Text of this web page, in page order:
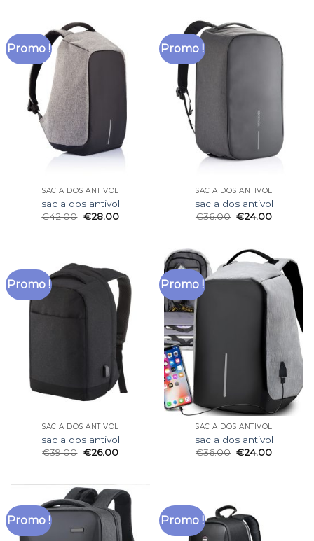
Promo !
SAC A DOS ANTIVOL
sac a dos antivol
€42.00 €28.00
Promo !
SAC A DOS ANTIVOL
sac a dos antivol
€36.00 €24.00
Promo !
SAC A DOS ANTIVOL
sac a dos antivol
€39.00 €26.00
Promo !
SAC A DOS ANTIVOL
sac a dos antivol
€36.00 €24.00
Promo ! Promo !